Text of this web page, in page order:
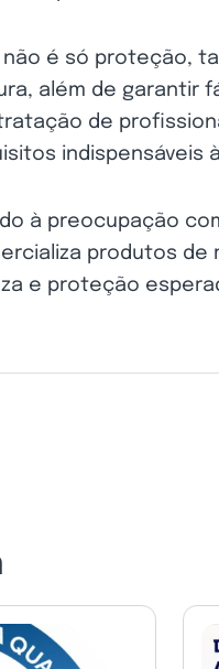
não é só proteção,
além de garantir
de
indispensáveis
à preocupação
produtos de
e proteção